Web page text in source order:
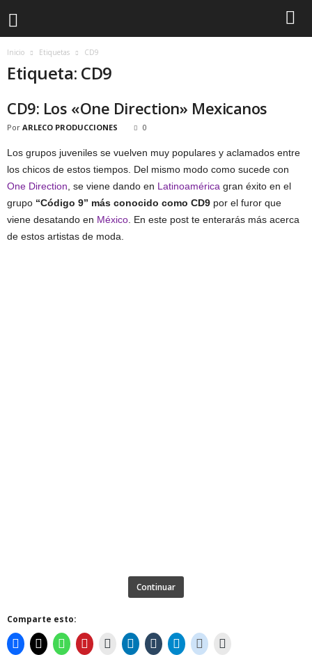
Inicio Etiquetas CD9
Etiqueta: CD9
CD9: Los «One Direction» Mexicanos
Por ARLECO PRODUCCIONES 0
Los grupos juveniles se vuelven muy populares y aclamados entre
los chicos de estos tiempos. Del mismo modo como sucede con
One Direction , se viene dando en Latinoamérica gran éxito en el
grupo “Código 9” más conocido como CD9 por el furor que
viene desatando en México . En este post te enterarás más acerca
de estos artistas de moda.
Continuar
Comparte esto: